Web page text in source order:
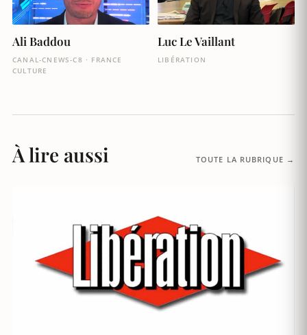
Ali Baddou
CANAL-CNEWS-C8 · FRANCE
CULTURE
Luc Le Vaillant
LIBÉRATION
À lire aussi TOUTE LA RUBRIQUE →